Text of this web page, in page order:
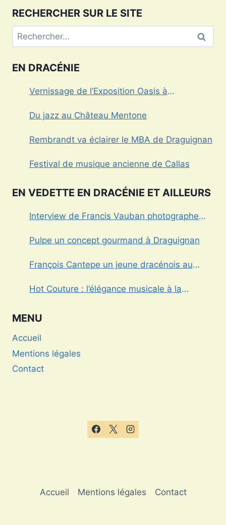
RECHERCHER SUR LE SITE
Rechercher :
EN DRACÉNIE
Vernissage de l’Exposition Oasis à
Du jazz au Château Mentone
Rembrandt va éclairer le MBA de Draguignan
Festival de musique ancienne de Callas
EN VEDETTE EN DRACÉNIE ET AILLEURS
Interview de Francis Vauban photographe
Pulpe un concept gourmand à Draguignan
François Cantepe un jeune dracénois au
Hot Couture : l’élégance musicale à la
MENU
Accueil
Mentions légales
Contact
Accueil Mentions légales Contact